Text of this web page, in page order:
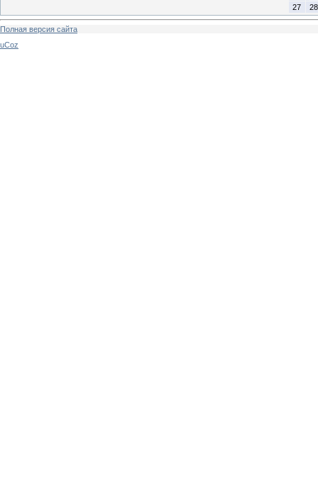
27
28
Полная версия сайта
uCoz